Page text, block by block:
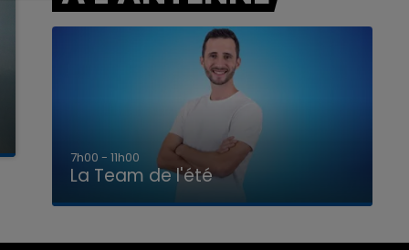
7h00 - 11h00
La Team de l'été